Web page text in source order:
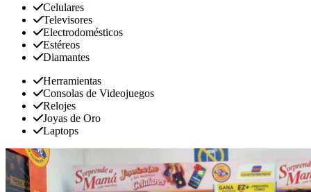
Celulares
Televisores
Electrodomésticos
Estéreos
Diamantes
Herramientas
Consolas de Videojuegos
Relojes
Joyas de Oro
Laptops